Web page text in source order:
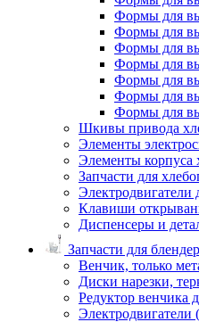
Формы для
Формы для
Формы для
Формы для
Формы для
Формы для
Формы для
Шкивы привода
Элементы
Элементы корпуса
Запчасти для
Электродвигатели
Клавиши
Диспенсеры и
Запчасти для
Венчик, только
Диски нарезки,
Редуктор венчика
Электродвигатели